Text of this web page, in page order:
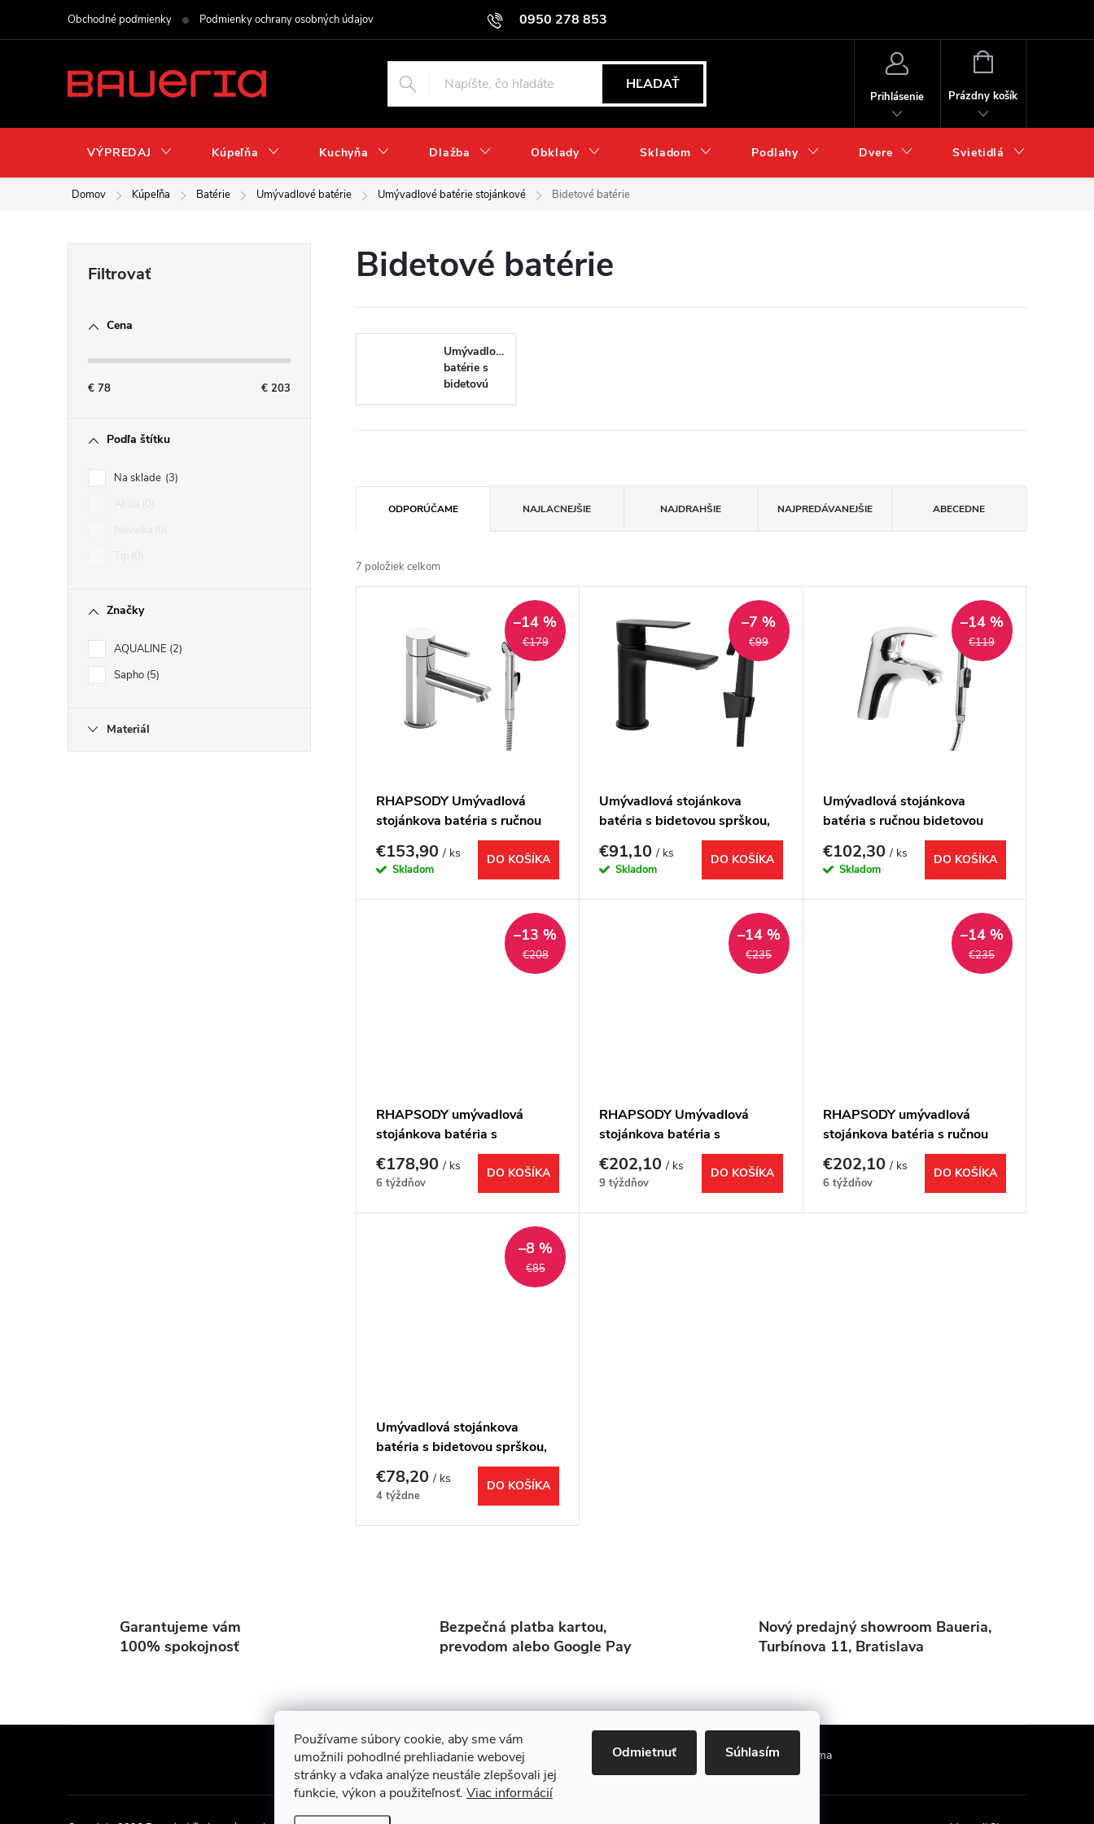
Používame súbory cookie, aby sme vám
umožnili pohodlné prehliadanie webovej
stránky a vďaka analýze neustále zlepšovali jej
funkcie, výkon a použiteľnosť. Viac informácií
Odmietnuť Súhlasím
0950 278 853
Obchodné podmienky Podmienky ochrany osobných údajov
HĽADAŤ
Prihlásenie
NÁKUPNÝ
Prázdny košík
VÝPREDAJ Kúpeľňa Kuchyňa Dlažba Obklady Skladom Podlahy Dvere Svietidlá
Domov Kúpeľňa Batérie Umývadlové batérie Umývadlové batérie stojánkové Bidetové batérie
Cena
€ 78 € 203
Podľa štítku
Na sklade 3
Značky
AQUALINE 2
Sapho 5
Materiál
Bidetové batérie
Umývadlové
batérie s
bidetovú
spŕškou
a
d
d
ODPORÚČAME NAJLACNEJŠIE NAJDRAHŠIE NAJPREDÁVANEJŠIE ABECEDNE
7 položiek celkom
o
€179
–14 %
RHAPSODY Umývadlová
stojánkova batéria s ručnou
bidetovou sprškou, chróm
€153,90/ ks
Skladom
DO KOŠÍKA
€99
–7 %
Umývadlová stojánkova
batéria s bidetovou sprškou,
€91,10/ ks
Skladom
DO KOŠÍKA
€119
–14 %
Umývadlová stojánkova
batéria s ručnou bidetovou
€102,30/ ks
Skladom
DO KOŠÍKA
€208
–13 %
RHAPSODY umývadlová
stojánkova batéria s
bidetovou sprškou, čierna
€178,90/ ks
6 týždňov
DO KOŠÍKA
€235
–14 %
RHAPSODY Umývadlová
stojánkova batéria s
bidetovou sprškou, zlato mat
€202,10/ ks
9 týždňov
DO KOŠÍKA
€235
–14 %
RHAPSODY umývadlová
stojánkova batéria s ručnou
bidetovou sprškou, meď mat
€202,10/ ks
6 týždňov
DO KOŠÍKA
€85
–8 %
Umývadlová stojánkova
batéria s bidetovou sprškou,
chróm
€78,20/ ks
4 týždne
DO KOŠÍKA
d
a
c
i
Garantujeme vám
100% spokojnosť
Bezpečná platba kartou,
prevodom alebo Google Pay
Nový predajný showroom Baueria,
Turbínova 11, Bratislava
Showroom Turbínova 11 Rekonštrukcie Stavby 3D Vizualizácia zdarma Obhliadka zdarma